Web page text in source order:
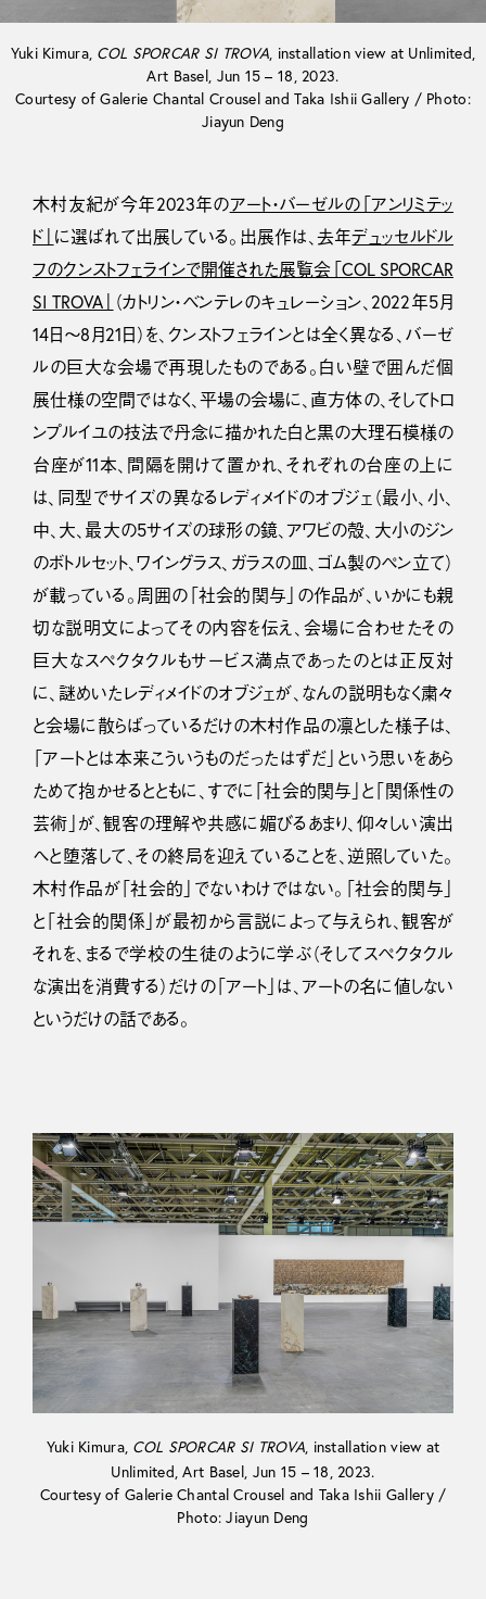
Yuki Kimura, COL SPORCAR SI TROVA, installation view at Unlimited,
Art Basel, Jun 15 – 18, 2023.
Courtesy of Galerie Chantal Crousel and Taka Ishii Gallery / Photo:
Jiayun Deng
木村友紀が今年2023年のアート・バーゼルの「アンリミテッ
ド」 に選ばれて出展している。出展作は、去年デュッセルドル
フのクンストフェラインで開催された展覧会「COL SPORCAR
SI TROVA」
（カトリン・ベンテレのキュレーション、2022年5月
14日〜8月21日）を、クンストフェラインとは全く異なる、バーゼ
ルの巨大な会場で再現したものである。白い壁で囲んだ個
展仕様の空間ではなく、平場の会場に、直方体の、そしてトロ
ンプルイユの技法で丹念に描かれた白と黒の大理石模様の
台座が11本、間隔を開けて置かれ、それぞれの台座の上に
は、同型でサイズの異なるレディメイドのオブジェ（最小、小、
中、大、最大の5サイズの球形の鏡、アワビの殻、大小のジン
のボトルセット、ワイングラス、ガラスの皿、ゴム製のペン立て）
が載っている。周囲の「社会的関与」の作品が、いかにも親
切な説明文によってその内容を伝え、会場に合わせたその
巨大なスペクタクルもサービス満点であったのとは正反対
に、謎めいたレディメイドのオブジェが、なんの説明もなく粛々
と会場に散らばっているだけの木村作品の凛とした様子は、
「アートとは本来こういうものだったはずだ」という思いをあら
ためて抱かせるとともに、すでに「社会的関与」と「関係性の
芸術」が、観客の理解や共感に媚びるあまり、仰々しい演出
へと堕落して、その終局を迎えていることを、逆照していた。
木村作品が「社会的」でないわけではない。「社会的関与」
と「社会的関係」が最初から言説によって与えられ、観客が
それを、まるで学校の生徒のように学ぶ（そしてスペクタクル
な演出を消費する）だけの「アート」は、アートの名に値しない
というだけの話である。
Yuki Kimura, COL SPORCAR SI TROVA, installation view at
Unlimited, Art Basel, Jun 15 – 18, 2023.
Courtesy of Galerie Chantal Crousel and Taka Ishii Gallery /
Photo: Jiayun Deng